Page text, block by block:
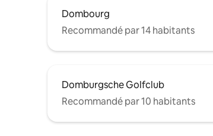
Dombourg
Recommandé par 14 habitants
Domburgsche Golfclub
Recommandé par 10 habitants